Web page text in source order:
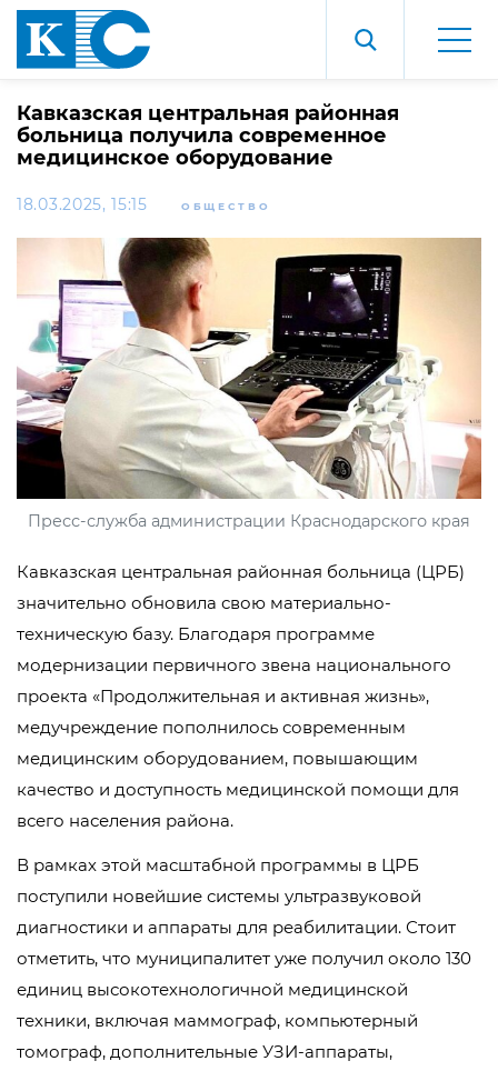
Кавказская центральная районная
больница получила современное
медицинское оборудование
18.03.2025, 15:15 ОБЩЕСТВО
Пресс-служба администрации Краснодарского края
Кавказская центральная районная больница (ЦРБ)
значительно обновила свою материально-
техническую базу. Благодаря программе
модернизации первичного звена национального
проекта «Продолжительная и активная жизнь»,
медучреждение пополнилось современным
медицинским оборудованием, повышающим
качество и доступность медицинской помощи для
всего населения района.
В рамках этой масштабной программы в ЦРБ
поступили новейшие системы ультразвуковой
диагностики и аппараты для реабилитации. Стоит
отметить, что муниципалитет уже получил около 130
единиц высокотехнологичной медицинской
техники, включая маммограф, компьютерный
томограф, дополнительные УЗИ-аппараты,